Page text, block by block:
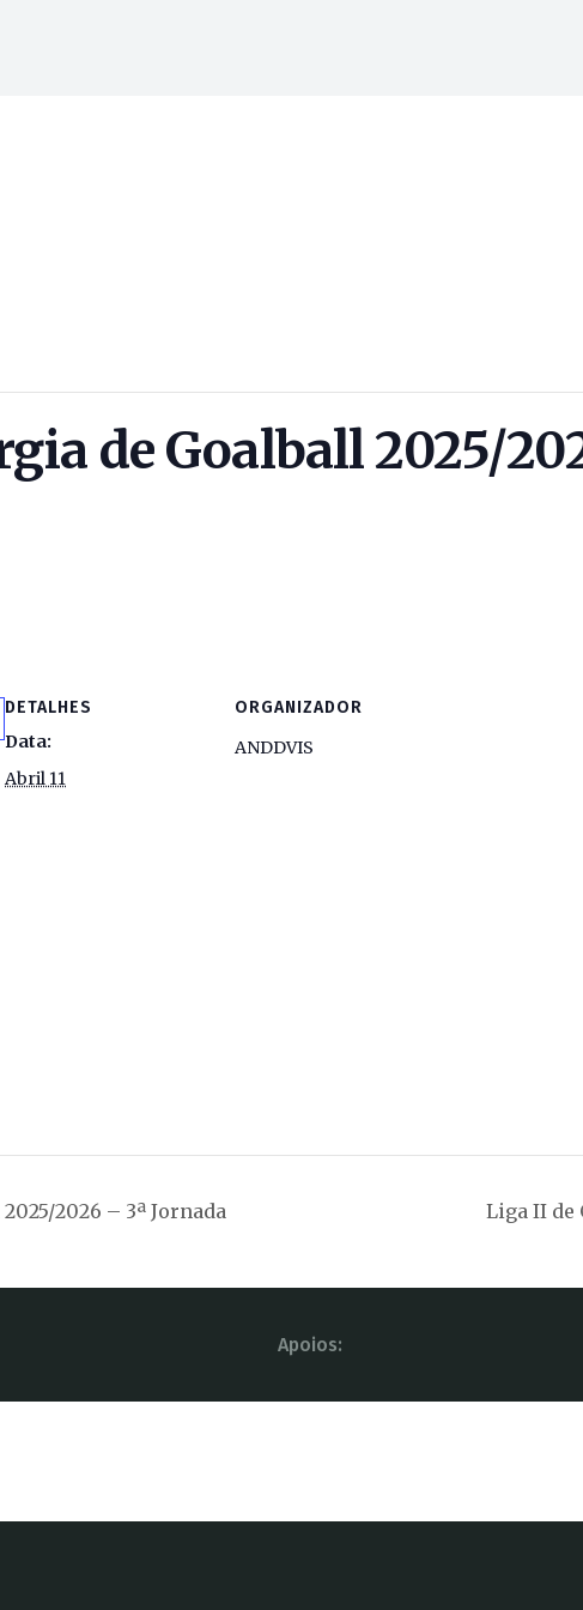
de Goalball 2025/
DETALHES
Data:
Abril 11
ORGANIZADOR
ANDDVIS
2026 – 3ª Jornada Liga II de
Apoios: